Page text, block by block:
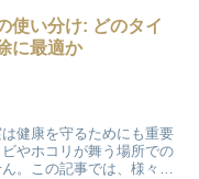
使い分け: どのタイ
に最適か
健康を守るためにも重要
やホコリが舞う場所での
。この記事では、様々な